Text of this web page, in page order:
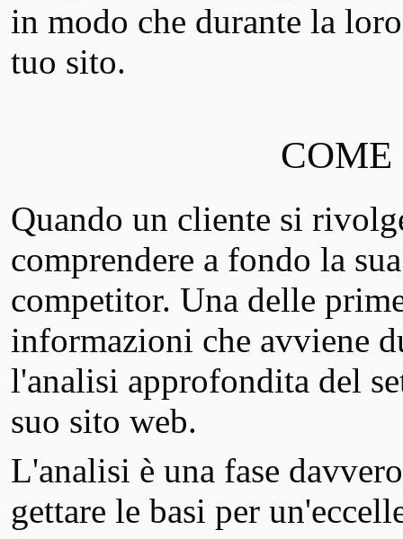
in modo che durante la
tuo sito.
COME
Quando un cliente si
comprendere a fondo la
competitor. Una delle
informazioni che avviene
l'analisi approfondita del
suo sito web.
L'analisi è una fase
gettare le basi per